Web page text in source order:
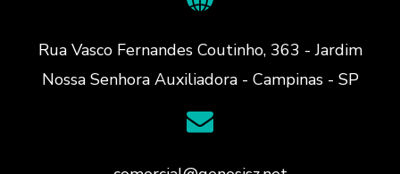
Rua Vasco Fernandes Coutinho, 363 - Jardim
Nossa Senhora Auxiliadora - Campinas - SP